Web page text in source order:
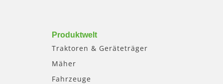
Produktwelt
Traktoren & Geräteträger
Mäher
Fahrzeuge